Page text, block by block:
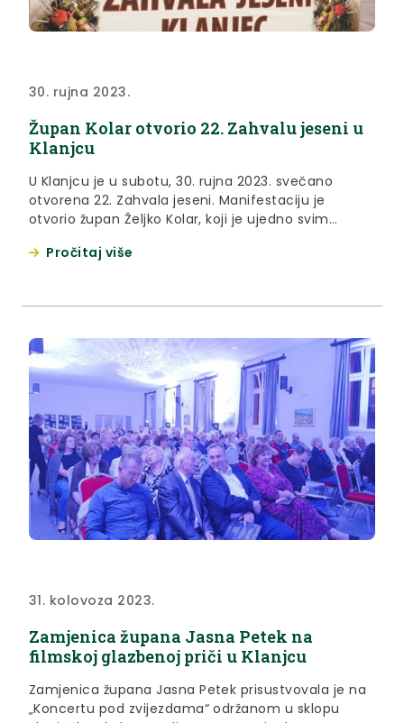
30. rujna 2023.
Župan Kolar otvorio 22. Zahvalu jeseni u
Klanjcu
U Klanjcu je u subotu, 30. rujna 2023. svečano
otvorena 22. Zahvala jeseni. Manifestaciju je
otvorio župan Željko Kolar, koji je ujedno svim
“Ova manifestacija iz godine u godinu postaje sve
Pročitaj više
31. kolovoza 2023.
Zamjenica župana Jasna Petek na
filmskoj glazbenoj priči u Klanjcu
Zamjenica župana Jasna Petek prisustvovala je na
„Koncertu pod zvijezdama“ održanom u sklopu